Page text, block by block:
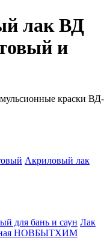
лак ВД
и
краски ВД-
Акриловый лак
для бань и саун Лак
НОВБЫТХИМ